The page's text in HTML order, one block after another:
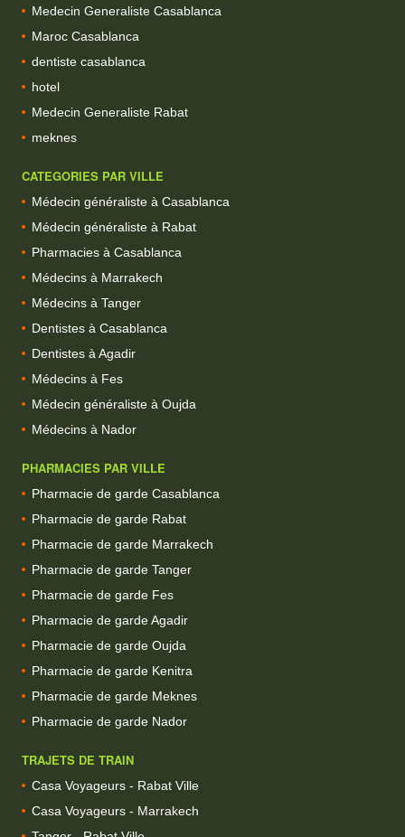
Medecin Generaliste Casablanca
Maroc Casablanca
dentiste casablanca
hotel
Medecin Generaliste Rabat
meknes
CATEGORIES PAR VILLE
Médecin généraliste à Casablanca
Médecin généraliste à Rabat
Pharmacies à Casablanca
Médecins à Marrakech
Médecins à Tanger
Dentistes à Casablanca
Dentistes à Agadir
Médecins à Fes
Médecin généraliste à Oujda
Médecins à Nador
PHARMACIES PAR VILLE
Pharmacie de garde Casablanca
Pharmacie de garde Rabat
Pharmacie de garde Marrakech
Pharmacie de garde Tanger
Pharmacie de garde Fes
Pharmacie de garde Agadir
Pharmacie de garde Oujda
Pharmacie de garde Kenitra
Pharmacie de garde Meknes
Pharmacie de garde Nador
TRAJETS DE TRAIN
Casa Voyageurs - Rabat Ville
Casa Voyageurs - Marrakech